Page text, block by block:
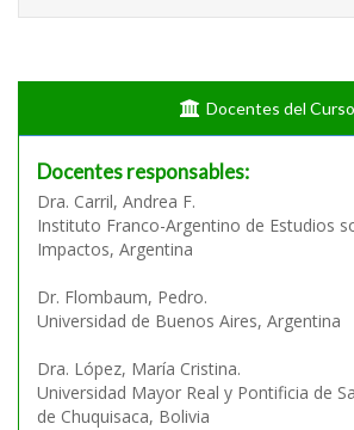
Docentes del Curso
Docentes responsables:
Dra. Carril, Andrea F.
Instituto Franco-Argentino de Estudios
Impactos, Argentina
Dr. Flombaum, Pedro.
Universidad de Buenos Aires, Argentina
Dra. López, María Cristina.
Universidad Mayor Real y Pontificia de
de Chuquisaca, Bolivia